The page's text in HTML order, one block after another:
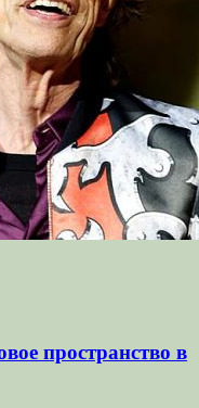
пространство в